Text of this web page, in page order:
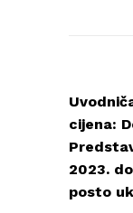
cijena:
2023.
posto